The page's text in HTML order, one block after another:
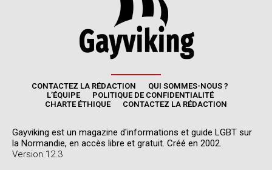
CONTACTEZ LA RÉDACTION
QUI SOMMES-NOUS ?
L’ÉQUIPE
POLITIQUE DE CONFIDENTIALITÉ
CHARTE ÉTHIQUE
CONTACTEZ LA RÉDACTION
Gayviking est un magazine d'informations et guide LGBT sur
la Normandie, en accès libre et gratuit. Créé en 2002.
Version 12.3